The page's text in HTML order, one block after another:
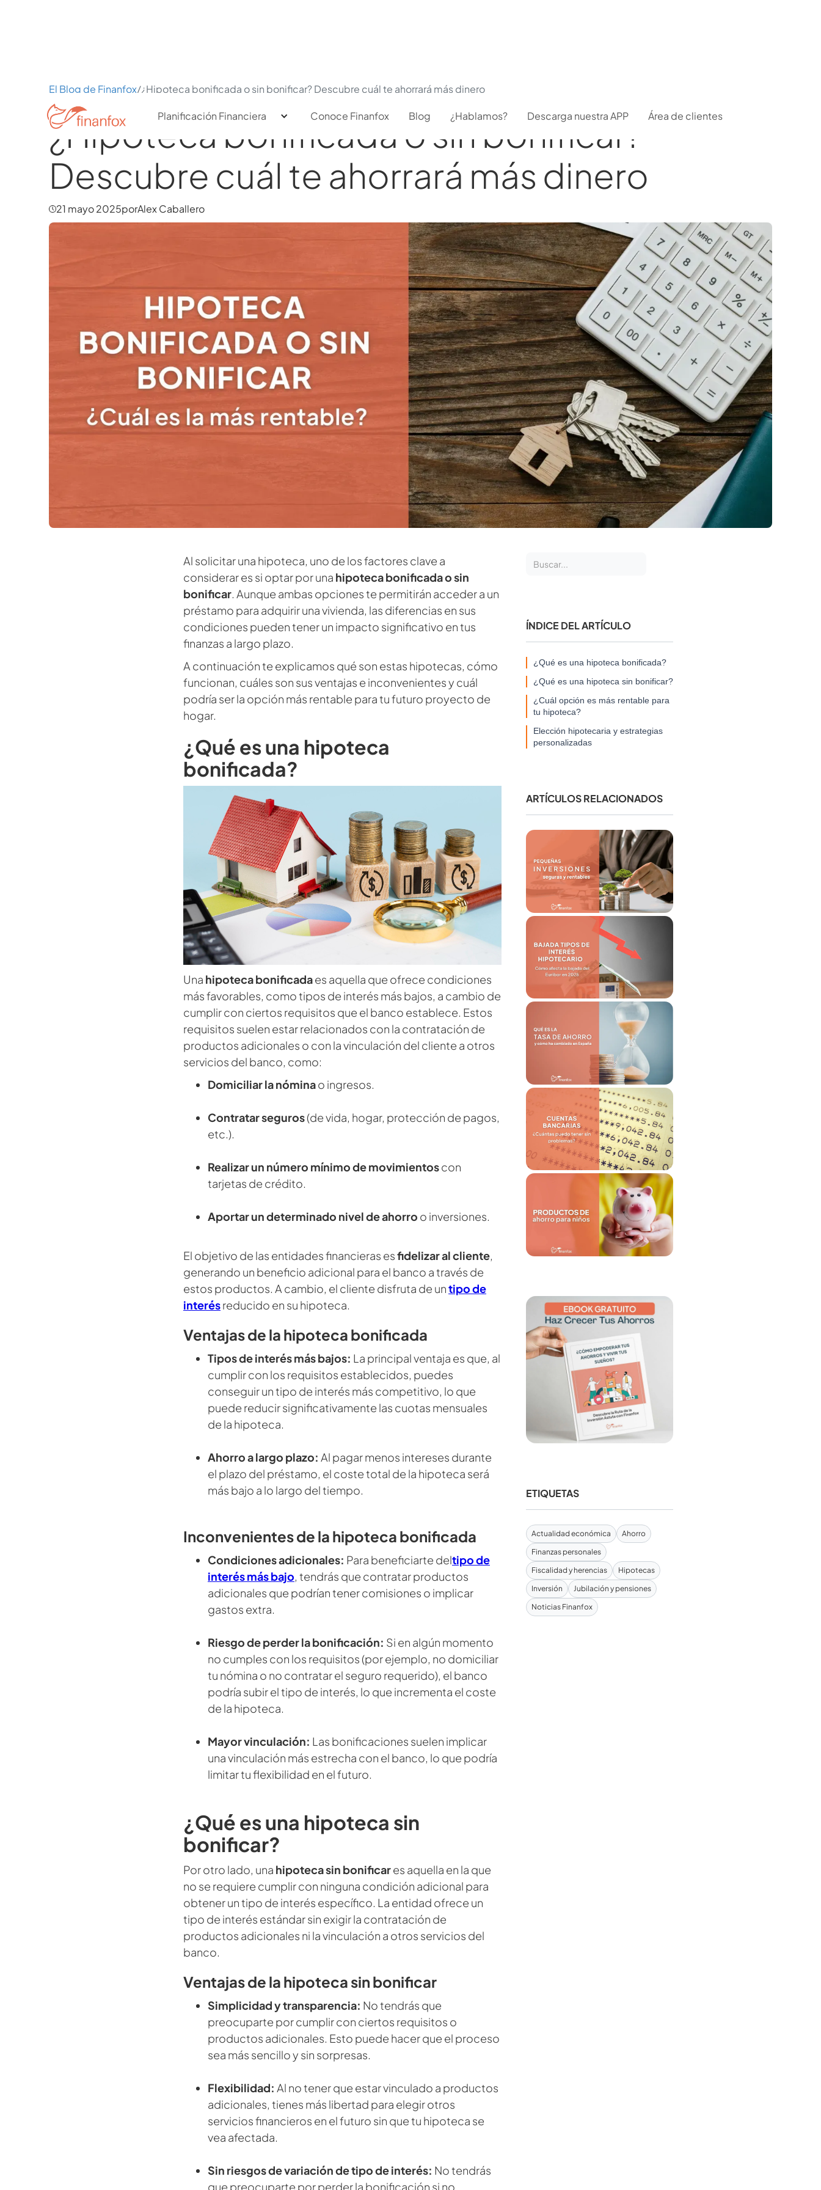
Planificación Financiera Conoce Finanfox Blog ¿Hablamos? Descarga nuestra APP Área de clientes
El Blog de Finanfox/¿Hipoteca bonificada o sin bonificar? Descubre cuál te ahorrará más dinero
¿Hipoteca bonificada o sin bonificar?
Descubre cuál te ahorrará más dinero
21 mayo 2025porAlex Caballero
Al solicitar una hipoteca, uno de los factores clave a
considerar es si optar por una hipoteca bonificada o sin
bonificar. Aunque ambas opciones te permitirán acceder a un
préstamo para adquirir una vivienda, las diferencias en sus
condiciones pueden tener un impacto significativo en tus
finanzas a largo plazo.
A continuación te explicamos qué son estas hipotecas, cómo
funcionan, cuáles son sus ventajas e inconvenientes y cuál
podría ser la opción más rentable para tu futuro proyecto de
hogar.
¿Qué es una hipoteca
bonificada?
Una hipoteca bonificadaes aquella que ofrece condiciones
más favorables, como tipos de interés más bajos, a cambio de
cumplir con ciertos requisitos que el banco establece. Estos
requisitos suelen estar relacionados con la contratación de
productos adicionales o con la vinculación del cliente a otros
servicios del banco, como:
Domiciliar la nóminao ingresos.
Contratar seguros(de vida, hogar, protección de pagos,
etc.).
Realizar un número mínimo de movimientoscon
tarjetas de crédito.
Aportar un determinado nivel de ahorro o inversiones.
El objetivo de las entidades financieras esfidelizar al cliente,
generando un beneficio adicional para el banco a través de
estos productos. A cambio, el cliente disfruta de untipo de
interésreducido en su hipoteca.
Ventajas de la hipoteca bonificada
Tipos de interés más bajos: La principal ventaja es que, al
cumplir con los requisitos establecidos, puedes
conseguir un tipo de interés más competitivo, lo que
puede reducir significativamente las cuotas mensuales
de la hipoteca.
Ahorro a largo plazo: Al pagar menos intereses durante
el plazo del préstamo, el coste total de la hipoteca será
más bajo a lo largo del tiempo.
Inconvenientes de la hipoteca bonificada
Condiciones adicionales: Para beneficiarte deltipo de
interés más bajo, tendrás que contratar productos
adicionales que podrían tener comisiones o implicar
gastos extra.
Riesgo de perder la bonificación: Si en algún momento
no cumples con los requisitos (por ejemplo, no domiciliar
tu nómina o no contratar el seguro requerido), el banco
podría subir el tipo de interés, lo que incrementa el coste
de la hipoteca.
Mayor vinculación: Las bonificaciones suelen implicar
una vinculación más estrecha con el banco, lo que podría
limitar tu flexibilidad en el futuro.
¿Qué es una hipoteca sin
bonificar?
Por otro lado, una hipoteca sin bonificares aquella en la que
no se requiere cumplir con ninguna condición adicional para
obtener un tipo de interés específico. La entidad ofrece un
tipo de interés estándar sin exigir la contratación de
productos adicionales ni la vinculación a otros servicios del
banco.
Ventajas de la hipoteca sin bonificar
Simplicidad y transparencia: No tendrás que
preocuparte por cumplir con ciertos requisitos o
productos adicionales. Esto puede hacer que el proceso
sea más sencillo y sin sorpresas.
Flexibilidad: Al no tener que estar vinculado a productos
adicionales, tienes más libertad para elegir otros
servicios financieros en el futuro sin que tu hipoteca se
vea afectada.
Sin riesgos de variación de tipo de interés: No tendrás
que preocuparte por perder la bonificación si no
ÍNDICE DEL ARTÍCULO
¿Qué es una hipoteca bonificada?
¿Qué es una hipoteca sin bonificar?
¿Cuál opción es más rentable para
tu hipoteca?
Elección hipotecaria y estrategias
personalizadas
ARTÍCULOS RELACIONADOS
ETIQUETAS
Actualidad económica
Ahorro
Finanzas personales
Fiscalidad y herencias
Hipotecas
Inversión
Jubilación y pensiones
Noticias Finanfox